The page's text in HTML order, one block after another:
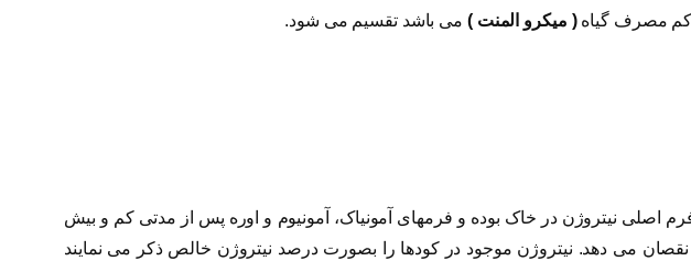
کم مصرف گیاه( میکرو المنت ) می باشد تقسیم می شود.
اصلی نیتروژن در خاک بوده و فرمهای آمونیاک، آمونیوم و اوره پس از مدتی کم و بیش
می دهد. نیتروژن موجود در کودها را بصورت درصد نیتروژن خالص ذکر می نمایند